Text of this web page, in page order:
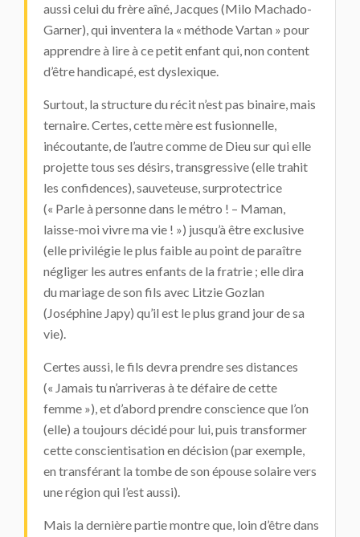
aussi celui du frère aîné, Jacques (Milo Machado-
Garner), qui inventera la « méthode Vartan » pour
apprendre à lire à ce petit enfant qui, non content
d’être handicapé, est dyslexique.
Surtout, la structure du récit n’est pas binaire, mais
ternaire. Certes, cette mère est fusionnelle,
inécoutante, de l’autre comme de Dieu sur qui elle
projette tous ses désirs, transgressive (elle trahit
les confidences), sauveteuse, surprotectrice
(« Parle à personne dans le métro ! – Maman,
laisse-moi vivre ma vie ! ») jusqu’à être exclusive
(elle privilégie le plus faible au point de paraître
négliger les autres enfants de la fratrie ; elle dira
du mariage de son fils avec Litzie Gozlan
(Joséphine Japy) qu’il est le plus grand jour de sa
vie).
Certes aussi, le fils devra prendre ses distances
(« Jamais tu n’arriveras à te défaire de cette
femme »), et d’abord prendre conscience que l’on
(elle) a toujours décidé pour lui, puis transformer
cette conscientisation en décision (par exemple,
en transférant la tombe de son épouse solaire vers
une région qui l’est aussi).
Mais la dernière partie montre que, loin d’être dans